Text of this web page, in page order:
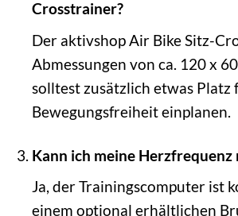
Crosstrainer?
Der aktivshop Air Bike Sitz-
Abmessungen von ca. 120 x
solltest zusätzlich etwas Platz
Bewegungsfreiheit einplanen.
Kann ich meine Herzfrequenz
Ja, der Trainingscomputer ist
einem optional erhältlichen